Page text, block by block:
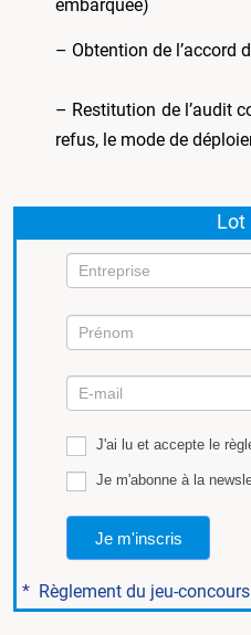
embarquée)
– Obtention de l’accord
– Restitution de l’audit
refus, le mode de
Lot
J'ai lu et accepte le
Je m'abonne à la
Je m'inscris
* Règlement du jeu-concours